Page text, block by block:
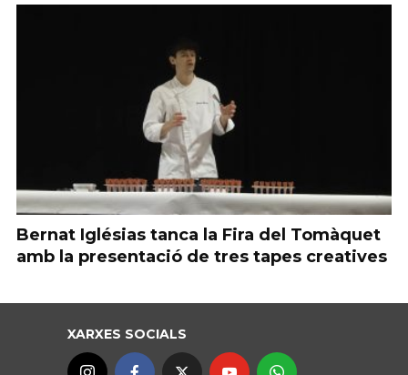
Bernat Iglésias tanca la Fira del Tomàquet
amb la presentació de tres tapes creatives
XARXES SOCIALS